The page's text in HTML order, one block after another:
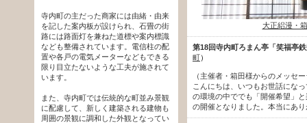
大正絽漫・
第18回寺内町ろまん亭「笑福亭
町）
（主催者・箱田様からのメッセ
こんにちは、いつもお世話にな
の環境の中ででも「開催希望」
の開催となりました。本当にあ
寺内町の主だった商家には由緒・由来
を記した案内板が設けられ、石畳の街
路には路面灯を兼ねた道標や案内標識
なども整備されています。電信柱の配
置や各戸の電気メーターなどもできる
限り目立たないような工夫が施されて
います。
また、寺内町では伝統的な町並み景観
に配慮して、新しく建築される建物も
周囲の景観に調和した外観となってい